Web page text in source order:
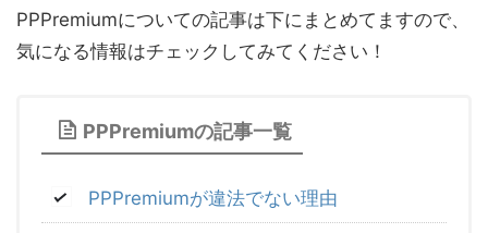
PPPremiumについての記事は下にまとめてますので、
気になる情報はチェックしてみてください！
PPPremiumの記事一覧
PPPremiumが違法でない理由